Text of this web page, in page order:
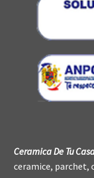
Ceramica DeTu
ceramice, parchet,